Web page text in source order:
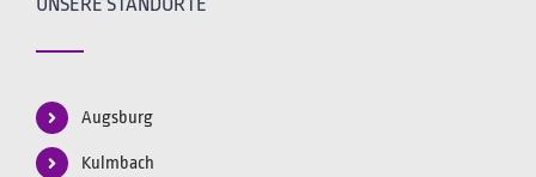
Augsburg
Kulmbach